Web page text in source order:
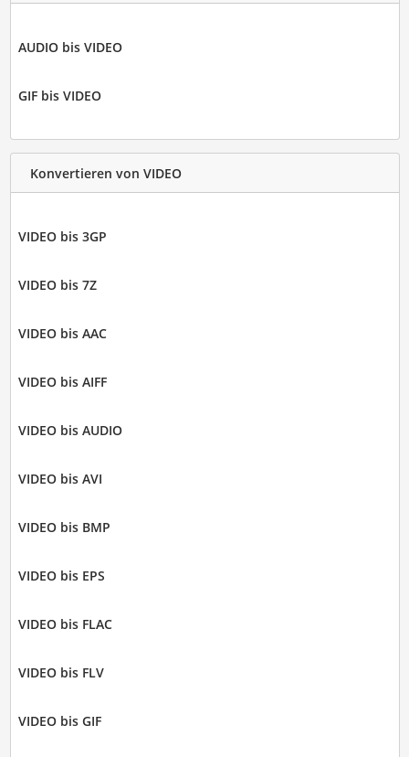
AUDIO bis VIDEO
GIF bis VIDEO
Konvertieren von VIDEO
VIDEO bis 3GP
VIDEO bis 7Z
VIDEO bis AAC
VIDEO bis AIFF
VIDEO bis AUDIO
VIDEO bis AVI
VIDEO bis BMP
VIDEO bis EPS
VIDEO bis FLAC
VIDEO bis FLV
VIDEO bis GIF